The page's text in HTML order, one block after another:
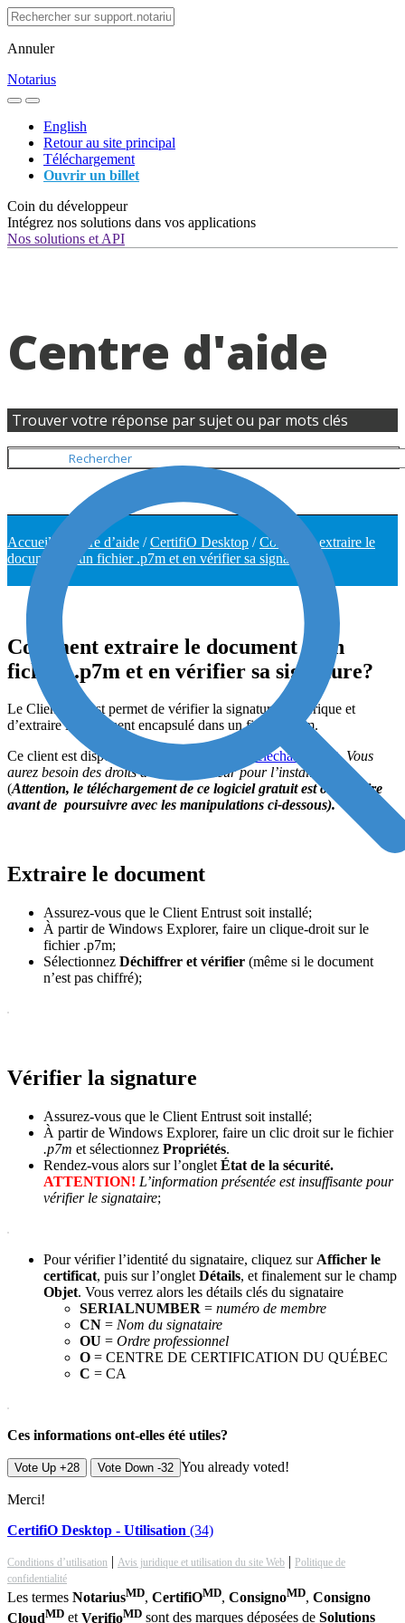
Annuler
Notarius
English
Retour au site principal
Téléchargement
Ouvrir un billet
Coin du développeur
Intégrez nos solutions dans vos applications
Nos solutions et API
Centre d'aide
Trouver votre réponse par sujet ou par mots clés
Accueil Centre d’aide /CertifiO Desktop /Comment extraire le
document d’un fichier .p7m et en vérifier sa signature?
Comment extraire le document d'un
fichier .p7m et en vérifier sa signature?
Le Client Entrust permet de vérifier la signature numérique et
d’extraire le document encapsulé dans un fichier .p7m.
Ce client est disponible dans notre
page de téléchargement.Vous
aurez besoin des droits d’administrateur pour l’installation
(Attention, le téléchargement de ce logiciel gratuit est obligatoire
avant de poursuivre avec les manipulations ci-dessous).
Extraire le document
Assurez-vous que le Client Entrust soit installé;
À partir de Windows Explorer, faire un clique-droit sur le
fichier .p7m;
Sélectionnez Déchiffrer et vérifier (même si le document
n’est pas chiffré);
Vérifier la signature
Assurez-vous que le Client Entrust soit installé;
À partir de Windows Explorer, faire un clic droit sur le fichier
.p7m et sélectionnez Propriétés.
Rendez-vous alors sur l’onglet État de la sécurité.
ATTENTION! L’information présentée est insuffisante pour
vérifier le signataire;
Pour vérifier l’identité du signataire, cliquez sur Afficher le
certificat, puis sur l’onglet Détails, et finalement sur le champ
Objet. Vous verrez alors les détails clés du signataire
SERIALNUMBER = numéro de membre
CN = Nom du signataire
OU = Ordre professionnel
O = CENTRE DE CERTIFICATION DU QUÉBEC
C = CA
Ces informations ont-elles été utiles?
Vote Up +28 Vote Down -32 You already voted!
Merci!
CertifiO Desktop - Utilisation (34)
Conditions d’utilisation | Avis juridique et utilisation du site Web | Politique de
confidentialité
Les termes NotariusMD, CertifiOMD, ConsignoMD, Consigno
CloudMD etVerifioMD sont des marques déposées de Solutions